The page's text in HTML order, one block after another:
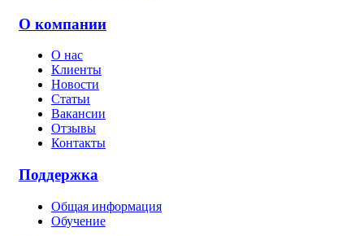
О компании
О нас
Клиенты
Новости
Статьи
Вакансии
Отзывы
Контакты
Поддержка
Общая информация
Обучение